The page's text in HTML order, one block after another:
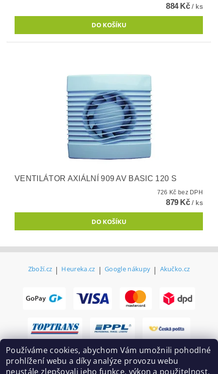
884 Kč/ ks
VENTILÁTOR AXIÁLNÍ 909 AV BASIC 120 S
726 Kč bez DPH
879 Kč/ ks
Zboží.cz | Heureka.cz | Google nákupy | Akučko.cz
Používáme cookies, abychom Vám umožnili pohodlné
prohlížení webu a díky analýze provozu webu
neustále zlepšovali jeho funkce, výkon a použitelnost.